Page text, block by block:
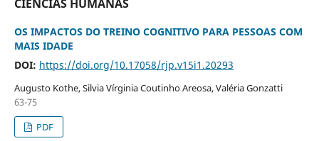
CIÊNCIAS HUMANAS
OS IMPACTOS DO TREINO COGNITIVO PARA PESSOAS COM
MAIS IDADE
DOI: https://doi.org/10.17058/rjp.v15i1.20293
Augusto Kothe, Silvia Vírginia Coutinho Areosa, Valéria Gonzatti
63-75
PDF